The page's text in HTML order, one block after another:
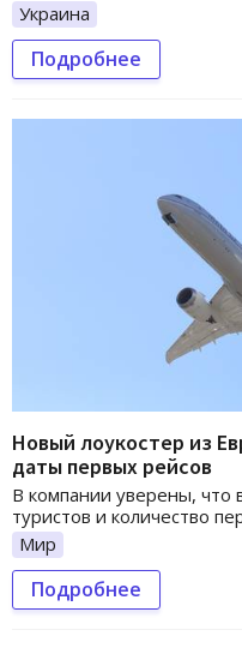
Украина
Подробнее
Новый лоукостер из
даты первых рейсов
В компании уверены, что
туристов и количество
Мир
Подробнее